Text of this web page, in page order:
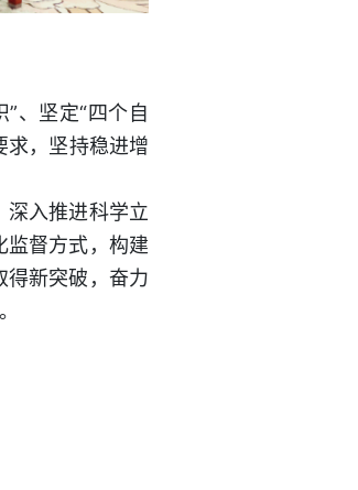
、坚定“四个自
求，坚持稳进增
入推进科学立
监督方式，构建
得新突破，奋力